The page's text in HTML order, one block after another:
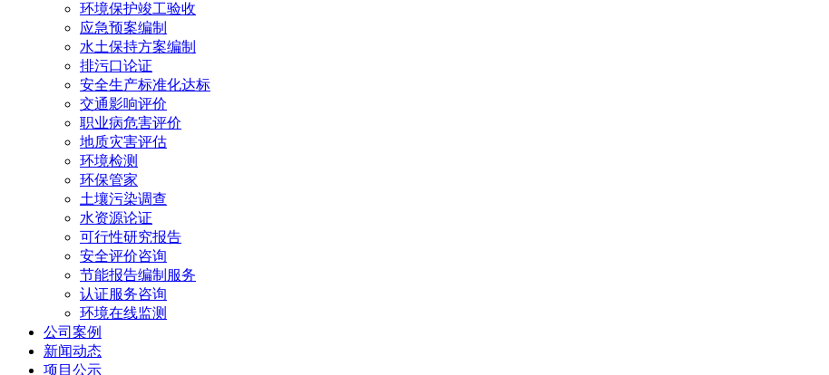
环境保护竣工验收
应急预案编制
水土保持方案编制
排污口论证
安全生产标准化达标
交通影响评价
职业病危害评价
地质灾害评估
环境检测
环保管家
土壤污染调查
水资源论证
可行性研究报告
安全评价咨询
节能报告编制服务
认证服务咨询
环境在线监测
公司案例
新闻动态
项目公示